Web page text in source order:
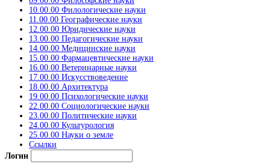
10.00.00 Филологические науки
11.00.00 Географические науки
12.00.00 Юридические науки
13.00.00 Педагогические науки
14.00.00 Медицинские науки
15.00.00 Фармацевтические науки
16.00.00 Ветеринарные науки
17.00.00 Искусствоведение
18.00.00 Архитектура
19.00.00 Психологические науки
22.00.00 Социологические науки
23.00.00 Политические науки
24.00.00 Культурология
25.00.00 Науки о земле
Ссылки
Логин